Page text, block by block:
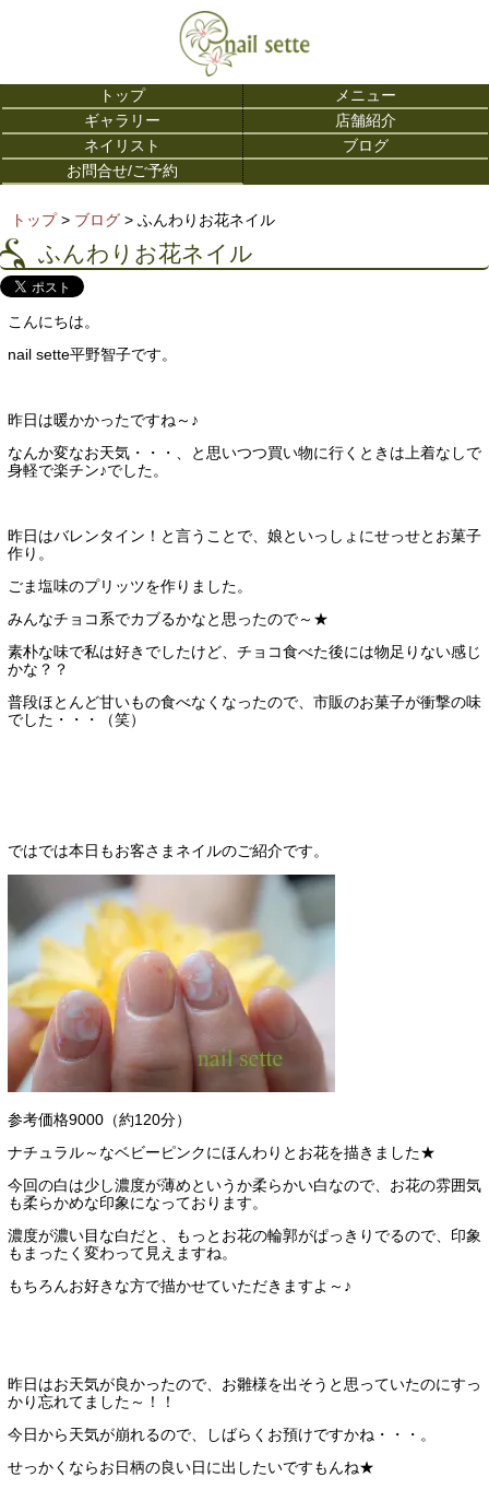
トップ
メニュー
ギャラリー
店舗紹介
ネイリスト
ブログ
お問合せ/ご予約
トップ> ブログ > ふんわりお花ネイル
ふんわりお花ネイル
こんにちは。
nail sette平野智子です。
昨日は暖かかったですね～♪
なんか変なお天気・・・、と思いつつ買い物に行くときは上着なしで
身軽で楽チン♪でした。
昨日はバレンタイン！と言うことで、娘といっしょにせっせとお菓子
作り。
ごま塩味のプリッツを作りました。
みんなチョコ系でカブるかなと思ったので～★
素朴な味で私は好きでしたけど、チョコ食べた後には物足りない感じ
かな？？
普段ほとんど甘いもの食べなくなったので、市販のお菓子が衝撃の味
でした・・・（笑）
ではでは本日もお客さまネイルのご紹介です。
参考価格9000（約120分）
ナチュラル～なベビーピンクにほんわりとお花を描きました★
今回の白は少し濃度が薄めというか柔らかい白なので、お花の雰囲気
も柔らかめな印象になっております。
濃度が濃い目な白だと、もっとお花の輪郭がぱっきりでるので、印象
もまったく変わって見えますね。
もちろんお好きな方で描かせていただきますよ～♪
昨日はお天気が良かったので、お雛様を出そうと思っていたのにすっ
かり忘れてました～！！
今日から天気が崩れるので、しばらくお預けですかね・・・。
せっかくならお日柄の良い日に出したいですもんね★